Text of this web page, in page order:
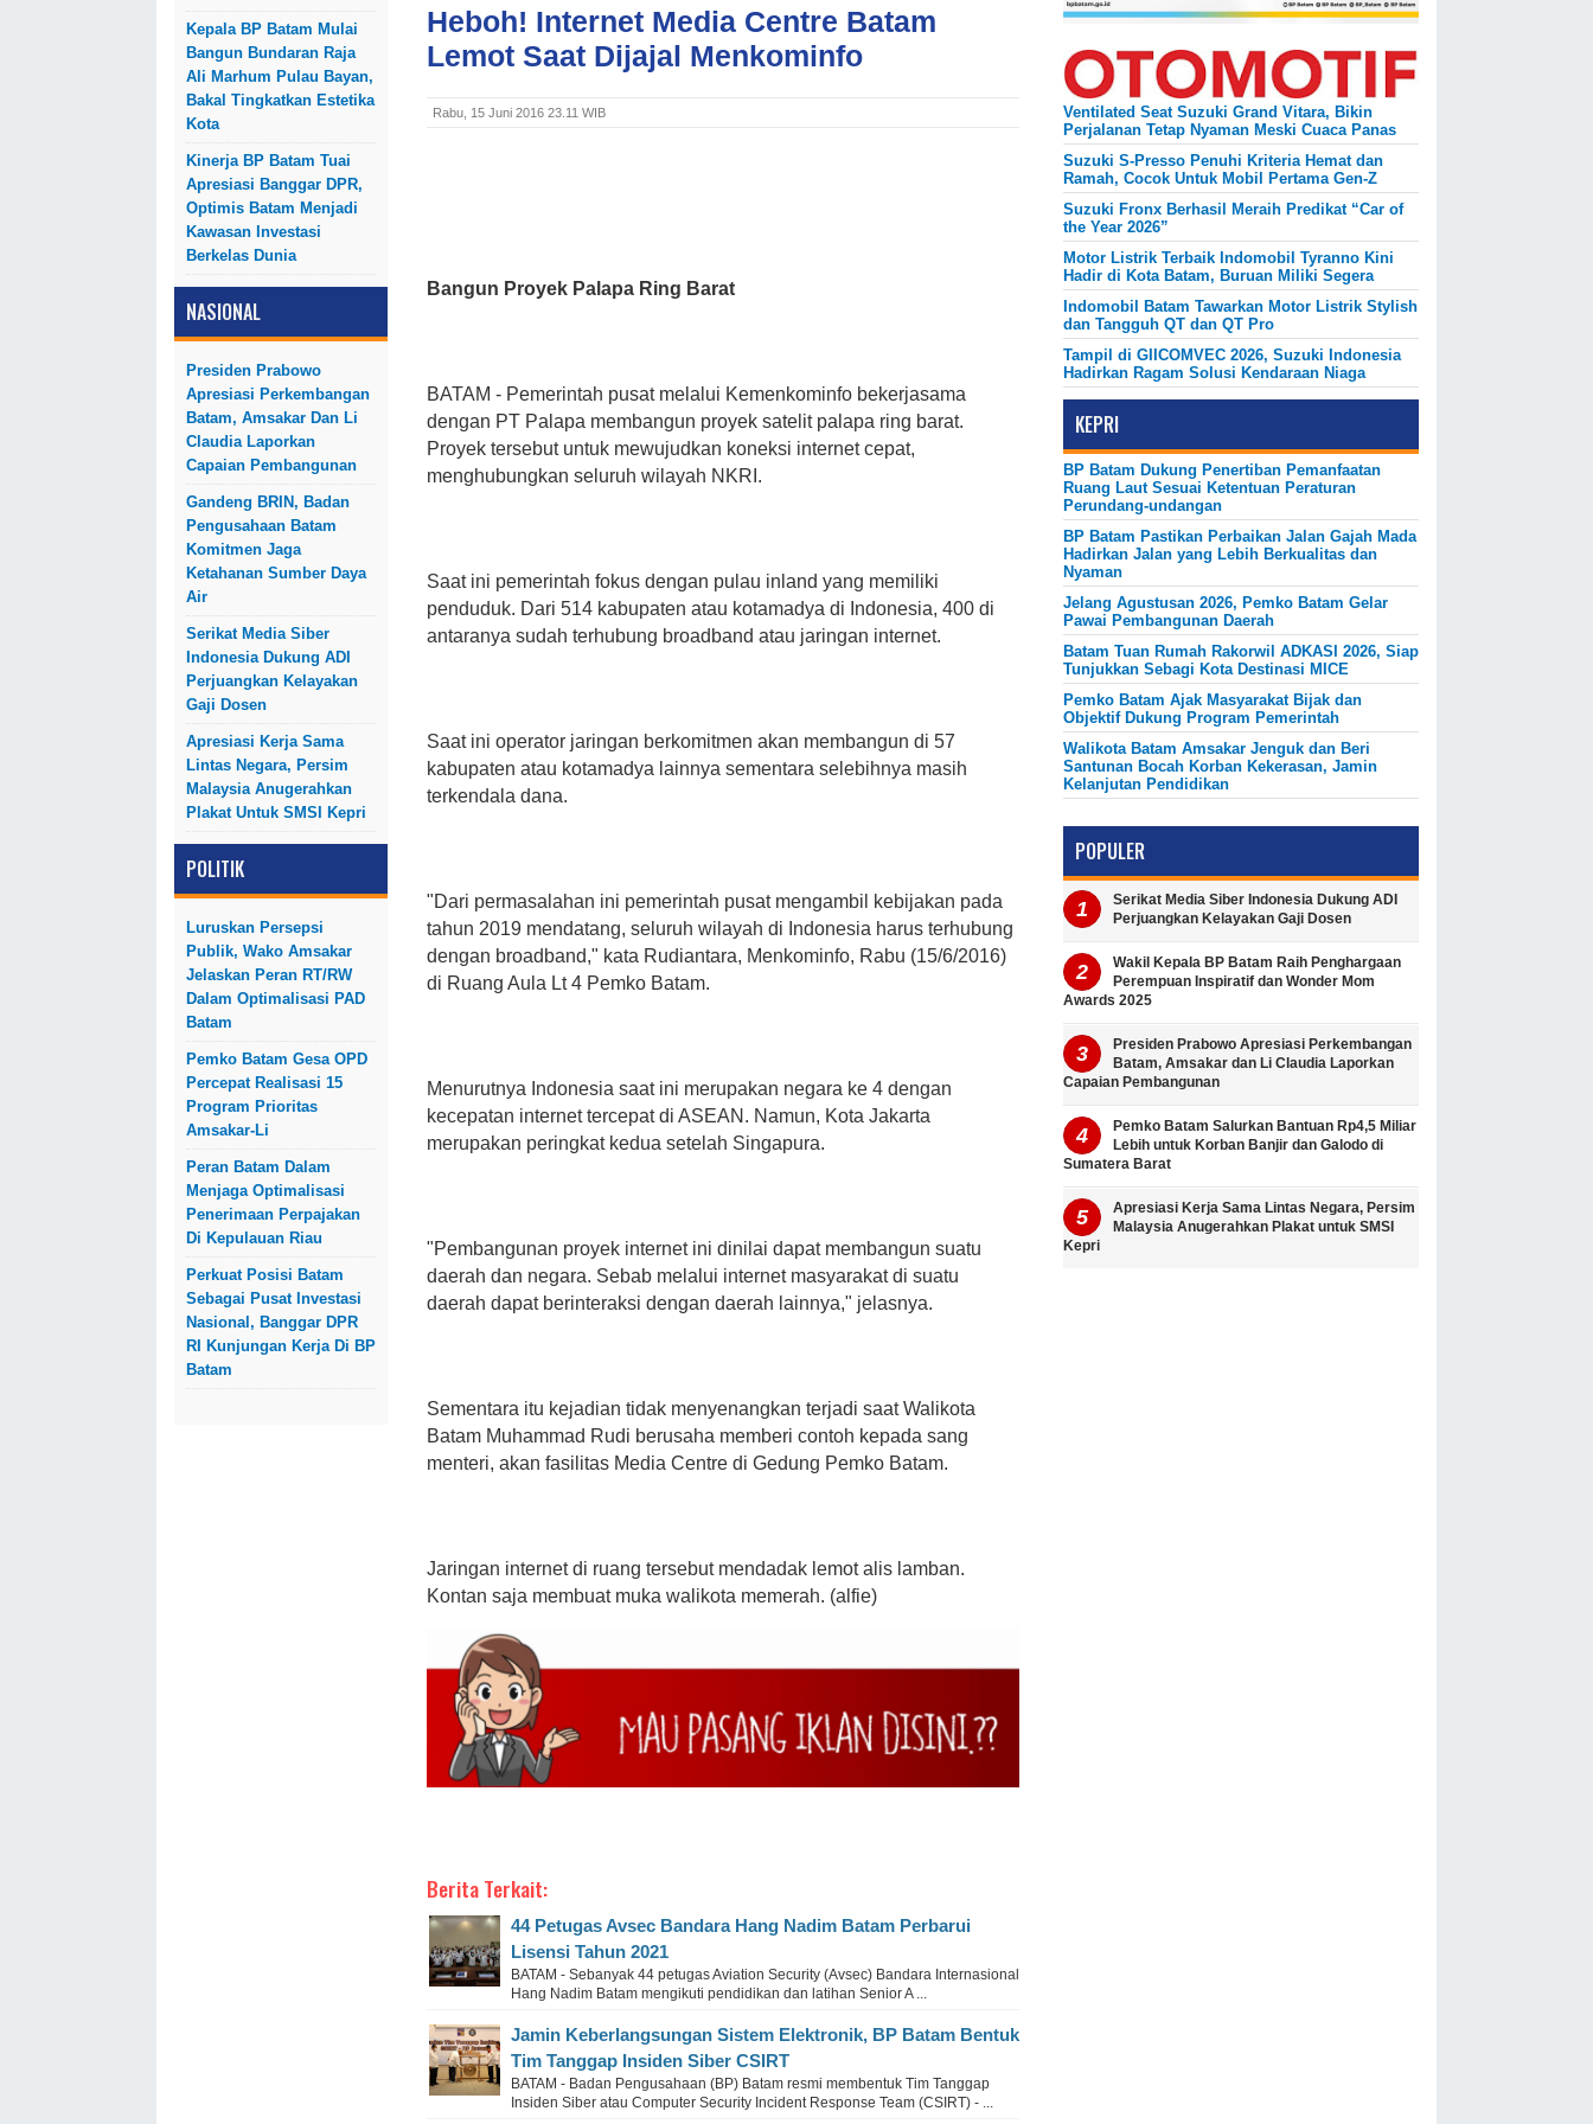
Kepala BP Batam Mulai
Bangun Bundaran Raja
Ali Marhum Pulau Bayan,
Bakal Tingkatkan Estetika
Kota
Kinerja BP Batam Tuai
Apresiasi Banggar DPR,
Optimis Batam Menjadi
Kawasan Investasi
Berkelas Dunia
NASIONAL
Presiden Prabowo
Apresiasi Perkembangan
Batam, Amsakar Dan Li
Claudia Laporkan
Capaian Pembangunan
Gandeng BRIN, Badan
Pengusahaan Batam
Komitmen Jaga
Ketahanan Sumber Daya
Air
Serikat Media Siber
Indonesia Dukung ADI
Perjuangkan Kelayakan
Gaji Dosen
Apresiasi Kerja Sama
Lintas Negara, Persim
Malaysia Anugerahkan
Plakat Untuk SMSI Kepri
POLITIK
Luruskan Persepsi
Publik, Wako Amsakar
Jelaskan Peran RT/RW
Dalam Optimalisasi PAD
Batam
Pemko Batam Gesa OPD
Percepat Realisasi 15
Program Prioritas
Amsakar-Li
Peran Batam Dalam
Menjaga Optimalisasi
Penerimaan Perpajakan
Di Kepulauan Riau
Perkuat Posisi Batam
Sebagai Pusat Investasi
Nasional, Banggar DPR
RI Kunjungan Kerja Di BP
Batam
Heboh! Internet Media Centre Batam
Lemot Saat Dijajal Menkominfo
Rabu, 15 Juni 2016 23.11 WIB
Bangun Proyek Palapa Ring Barat
BATAM - Pemerintah pusat melalui Kemenkominfo bekerjasama
dengan PT Palapa membangun proyek satelit palapa ring barat.
Proyek tersebut untuk mewujudkan koneksi internet cepat,
menghubungkan seluruh wilayah NKRI.
Saat ini pemerintah fokus dengan pulau inland yang memiliki
penduduk. Dari 514 kabupaten atau kotamadya di Indonesia, 400 di
antaranya sudah terhubung broadband atau jaringan internet.
Saat ini operator jaringan berkomitmen akan membangun di 57
kabupaten atau kotamadya lainnya sementara selebihnya masih
terkendala dana.
"Dari permasalahan ini pemerintah pusat mengambil kebijakan pada
tahun 2019 mendatang, seluruh wilayah di Indonesia harus terhubung
dengan broadband," kata Rudiantara, Menkominfo, Rabu (15/6/2016)
di Ruang Aula Lt 4 Pemko Batam.
Menurutnya Indonesia saat ini merupakan negara ke 4 dengan
kecepatan internet tercepat di ASEAN. Namun, Kota Jakarta
merupakan peringkat kedua setelah Singapura.
"Pembangunan proyek internet ini dinilai dapat membangun suatu
daerah dan negara. Sebab melalui internet masyarakat di suatu
daerah dapat berinteraksi dengan daerah lainnya," jelasnya.
Sementara itu kejadian tidak menyenangkan terjadi saat Walikota
Batam Muhammad Rudi berusaha memberi contoh kepada sang
menteri, akan fasilitas Media Centre di Gedung Pemko Batam.
Jaringan internet di ruang tersebut mendadak lemot alis lamban.
Kontan saja membuat muka walikota memerah. (alfie)
Berita Terkait:
44 Petugas Avsec Bandara Hang Nadim Batam Perbarui
Lisensi Tahun 2021
BATAM - Sebanyak 44 petugas Aviation Security (Avsec) Bandara Internasional
Hang Nadim Batam mengikuti pendidikan dan latihan Senior A ...
Jamin Keberlangsungan Sistem Elektronik, BP Batam Bentuk
Tim Tanggap Insiden Siber CSIRT
BATAM - Badan Pengusahaan (BP) Batam resmi membentuk Tim Tanggap
Insiden Siber atau Computer Security Incident Response Team (CSIRT) - ...
Ventilated Seat Suzuki Grand Vitara, Bikin
Perjalanan Tetap Nyaman Meski Cuaca Panas
Suzuki S-Presso Penuhi Kriteria Hemat dan
Ramah, Cocok Untuk Mobil Pertama Gen-Z
Suzuki Fronx Berhasil Meraih Predikat “Car of
the Year 2026”
Motor Listrik Terbaik Indomobil Tyranno Kini
Hadir di Kota Batam, Buruan Miliki Segera
Indomobil Batam Tawarkan Motor Listrik Stylish
dan Tangguh QT dan QT Pro
Tampil di GIICOMVEC 2026, Suzuki Indonesia
Hadirkan Ragam Solusi Kendaraan Niaga
KEPRI
BP Batam Dukung Penertiban Pemanfaatan
Ruang Laut Sesuai Ketentuan Peraturan
Perundang-undangan
BP Batam Pastikan Perbaikan Jalan Gajah Mada
Hadirkan Jalan yang Lebih Berkualitas dan
Nyaman
Jelang Agustusan 2026, Pemko Batam Gelar
Pawai Pembangunan Daerah
Batam Tuan Rumah Rakorwil ADKASI 2026, Siap
Tunjukkan Sebagi Kota Destinasi MICE
Pemko Batam Ajak Masyarakat Bijak dan
Objektif Dukung Program Pemerintah
Walikota Batam Amsakar Jenguk dan Beri
Santunan Bocah Korban Kekerasan, Jamin
Kelanjutan Pendidikan
POPULER
Serikat Media Siber Indonesia Dukung ADI
Perjuangkan Kelayakan Gaji Dosen
Wakil Kepala BP Batam Raih Penghargaan
Perempuan Inspiratif dan Wonder Mom
Awards 2025
Presiden Prabowo Apresiasi Perkembangan
Batam, Amsakar dan Li Claudia Laporkan
Capaian Pembangunan
Pemko Batam Salurkan Bantuan Rp4,5 Miliar
Lebih untuk Korban Banjir dan Galodo di
Sumatera Barat
Apresiasi Kerja Sama Lintas Negara, Persim
Malaysia Anugerahkan Plakat untuk SMSI
Kepri